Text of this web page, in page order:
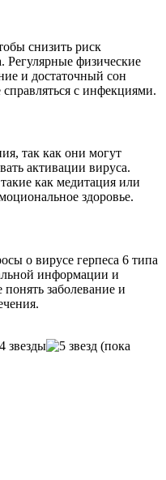
снизить риск
Регулярные физические
и достаточный сон
с инфекциями.
так как они могут
активации вируса.
как медитация или
здоровье.
о вирусе герпеса 6 типа
информации и
заболевание и
(пока